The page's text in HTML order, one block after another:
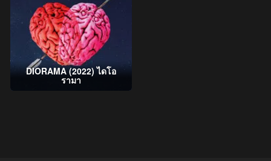
DIORAMA (2022) ไดโอ
รามา